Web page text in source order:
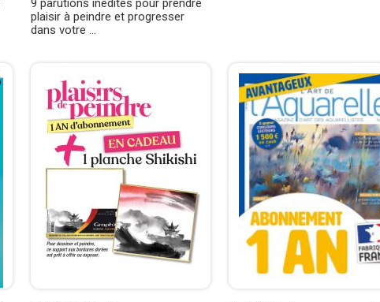
9 parutions inédites pour prendre
plaisir à peindre et progresser
dans votre ...